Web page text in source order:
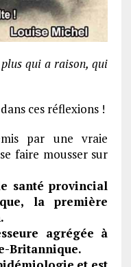
qui a raison, qui
ces réflexions !
par une vraie
faire mousser sur
santé provincial
la première
agrégée à
Britannique.